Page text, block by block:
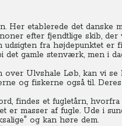
Her etablerede det
efter fjendtlige skib, der
udsigten fra højdepunktet
det gamle stenværk, men i
over Ulvshale Løb, kan vi
og fiskerne også til.
findes et fugletårn,
er masser af fugle. Ude i
og kan høre dem.